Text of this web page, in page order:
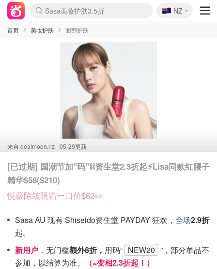
lululemon折扣上新
Sasa美妆护肤3.5折
SSENSE年中2.5折
FreshBeauty好价汇总
Cettire降价+叠9折
WWS Coles超市实拍
viagogo二手票捡漏
Myer折扣汇总
The Outnet奢牌1折起
David Jones 3折起
Flannels大牌1折
Perfumes Club护肤1折
AMIRO面罩$251
Amazon折扣汇总
eToro入金$200送$50
Amazon数码好物
ICONIC本周7.5折
ThedoubleF高奢地板价
Moose Knuckles 6折
EUFY摄像头$98
Selenichast首饰2折
Trip机票酒店促销
YSL送5件彩妆礼
Amazon家居好物
Amazon美妆护肤
雅漾大喷$8
过敏原检测盒$33
科颜氏高保湿面霜$29
SEALIFE海洋馆门票6折
丝塔芙大白罐$16
订阅Newsletter送香薰
Cult Beauty 6.8折
Harrods圣诞日历$525
LN-CC奢牌私促3折
d'Alba空姐喷雾$16
EVE LOM套装£56
Bernardelli独家4折
Adore Beauty 6折起
CT圣诞日历
Mytheresa奢品2.7折
Luxury Escapes 9折
Currentbody美容仪$881
MOON Garden Live
Roborock扫地机$649
Valentino官网5折
CR洗护套装$23
修丽可4件套$159
GANNI官网4.5折
Stylevana韩妆4折
Tessabit高奢8.5折
OGX洗发水$11
Amazon阿德莱德次日达
卡诗8.5折+赠礼
Philips Hue灯具8折
🇳🇿
NZ
首页 美妆护肤 面部护肤
来自 dealmoon.nz 05-29更新
[已过期] 国潮节加"码"⛓️资生堂2.3折起⚡️Lisa同款红腰子
精华$58($210)
悦薇除皱眼霜一口价$62👀
Sasa AU 现有 Shiseido资生堂 PAYDAY 狂欢， 全场2.9折
起。
新用户 ， 无门槛额外8折， 用码“ NEW20 ”，部分单品不
参加，以结算为准。
（=变相2.3折起！）